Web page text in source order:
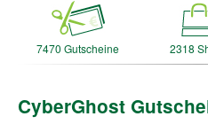
7470 Gutscheine 2318
CyberGhost